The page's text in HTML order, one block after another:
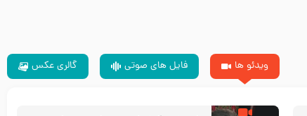
ویدئو ها فایل های صوتی گالری عکس